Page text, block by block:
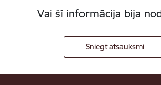
Vai šī informācija bija
Sniegt atsauksmi